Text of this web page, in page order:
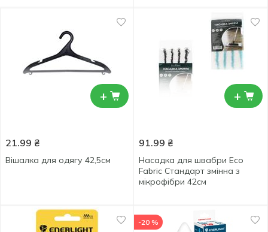
+
21.99 ₴
Вішалка для одягу 42,5см
+
91.99 ₴
Насадка для швабри Eco
Fabric Стандарт змінна з
мікрофібри 42см
-20 %